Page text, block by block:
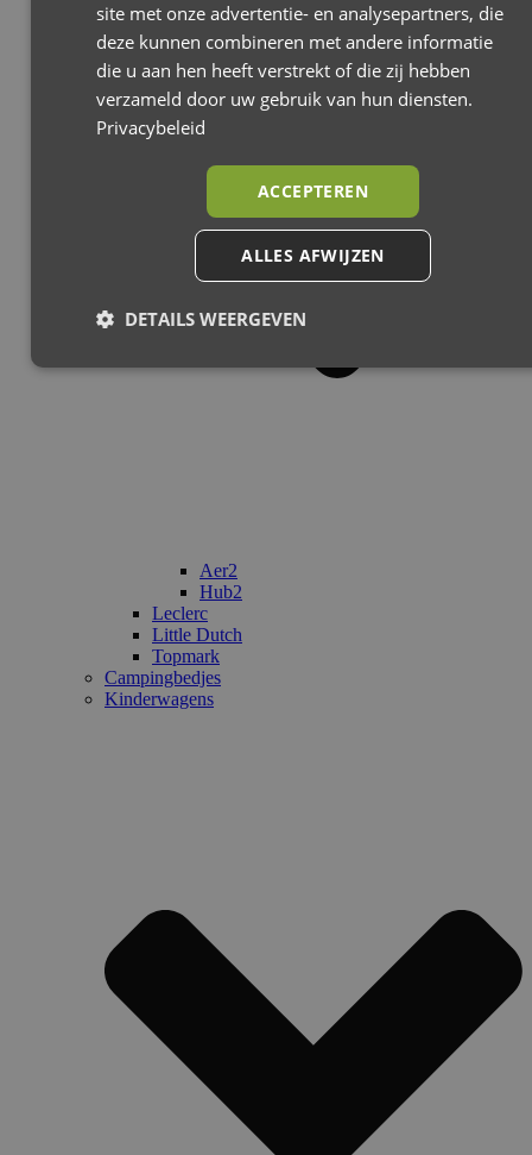
Aer2
Hub2
Leclerc
Little Dutch
Topmark
Campingbedjes
Kinderwagens
site met onze advertentie- en analysepartners, die
deze kunnen combineren met andere informatie
die u aan hen heeft verstrekt of die zij hebben
verzameld door uw gebruik van hun diensten.
Privacybeleid
ACCEPTEREN
ALLES AFWIJZEN
DETAILS WEERGEVEN